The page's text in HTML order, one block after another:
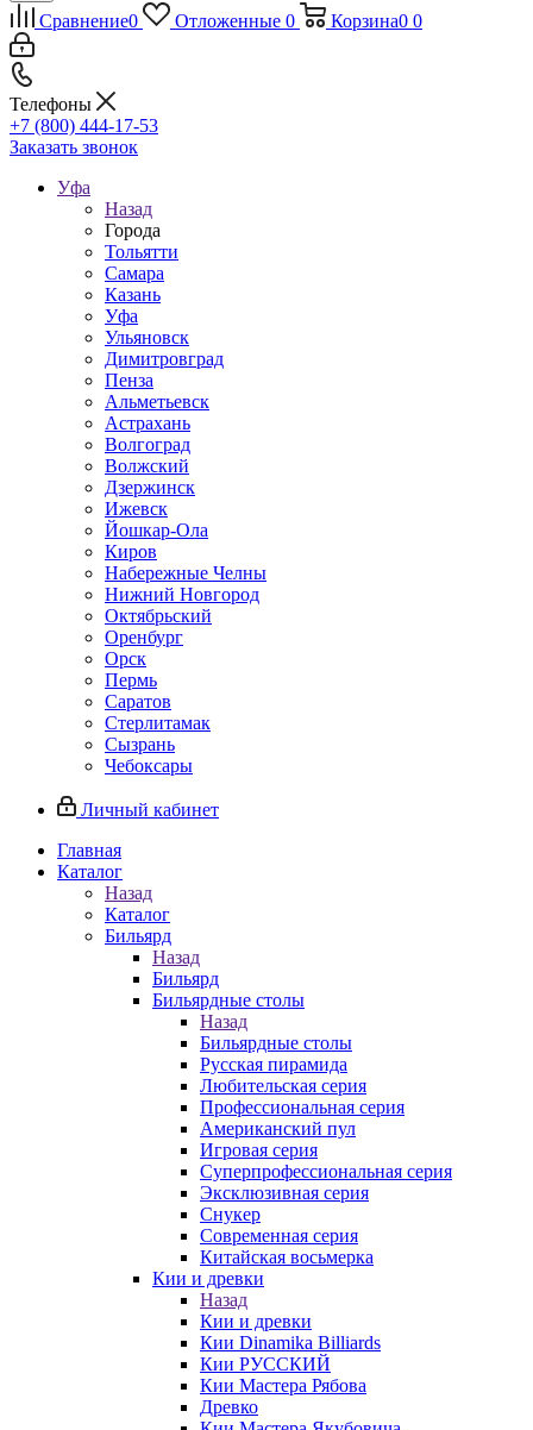
Сравнение0 Отложенные 0 Корзина0 0
Телефоны
+7 (800) 444-17-53
Заказать звонок
Уфа
Назад
Города
Тольятти
Самара
Казань
Уфа
Ульяновск
Димитровград
Пенза
Альметьевск
Астрахань
Волгоград
Волжский
Дзержинск
Ижевск
Йошкар-Ола
Киров
Набережные Челны
Нижний Новгород
Октябрьский
Оренбург
Орск
Пермь
Саратов
Стерлитамак
Сызрань
Чебоксары
Личный кабинет
Главная
Каталог
Назад
Каталог
Бильярд
Назад
Бильярд
Бильярдные столы
Назад
Бильярдные столы
Русская пирамида
Любительская серия
Профессиональная серия
Американский пул
Игровая серия
Суперпрофессиональная серия
Эксклюзивная серия
Снукер
Современная серия
Китайская восьмерка
Кии и древки
Назад
Кии и древки
Кии Dinamika Billiards
Кии РУССКИЙ
Кии Мастера Рябова
Древко